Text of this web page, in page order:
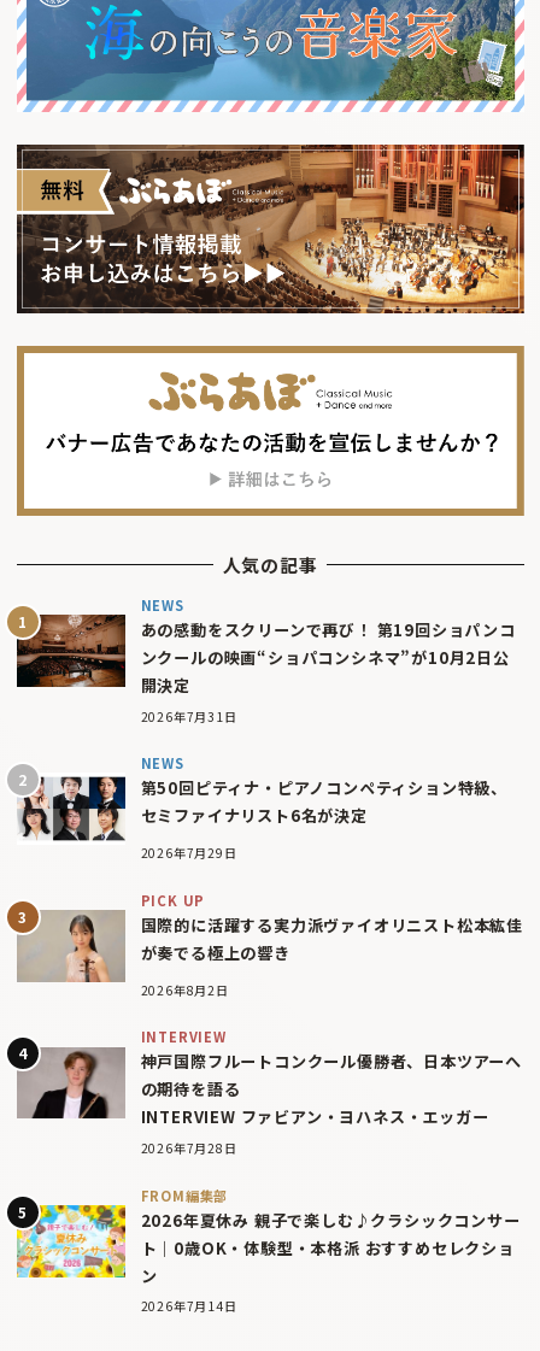
人気の記事
NEWS
あの感動をスクリーンで再び！ 第19回ショパンコ
ンクールの映画“ショパコンシネマ”が10月2日公
開決定
2026年7月31日
NEWS
第50回ピティナ・ピアノコンペティション特級、
セミファイナリスト6名が決定
2026年7月29日
PICK UP
国際的に活躍する実力派ヴァイオリニスト松本紘佳
が奏でる極上の響き
2026年8月2日
INTERVIEW
神戸国際フルートコンクール優勝者、日本ツアーへ
の期待を語る
INTERVIEW ファビアン・ヨハネス・エッガー
2026年7月28日
FROM編集部
2026年夏休み 親子で楽しむ♪クラシックコンサー
ト｜0歳OK・体験型・本格派 おすすめセレクショ
ン
2026年7月14日